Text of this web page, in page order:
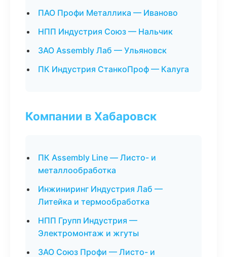
ПАО Профи Металлика — Иваново
НПП Индустрия Союз — Нальчик
ЗАО Assembly Лаб — Ульяновск
ПК Индустрия СтанкоПроф — Калуга
Компании в Хабаровск
ПК Assembly Line — Листо- и
металлообработка
Инжиниринг Индустрия Лаб —
Литейка и термообработка
НПП Групп Индустрия —
Электромонтаж и жгуты
ЗАО Союз Профи — Листо- и